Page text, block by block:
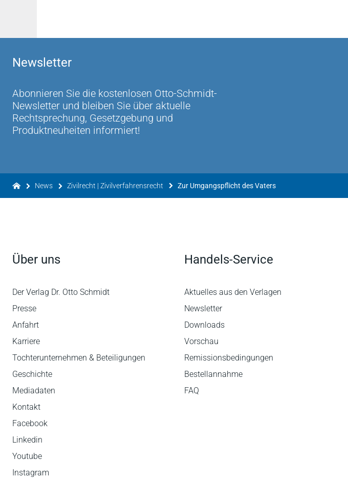
Newsletter
Abonnieren Sie die kostenlosen Otto-Schmidt-
Newsletter und bleiben Sie über aktuelle
Rechtsprechung, Gesetzgebung und
Produktneuheiten informiert!
News Zivilrecht | Zivilverfahrensrecht Zur Umgangspflicht des Vaters
Über uns
Der Verlag Dr. Otto Schmidt
Presse
Anfahrt
Karriere
Tochterunternehmen & Beteiligungen
Geschichte
Mediadaten
Kontakt
Facebook
Linkedin
Youtube
Instagram
Handels-Service
Aktuelles aus den Verlagen
Newsletter
Downloads
Vorschau
Remissionsbedingungen
Bestellannahme
FAQ